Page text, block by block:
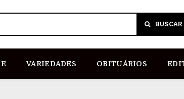
BUSCAR
VARIEDADES OBITUÁRIOS